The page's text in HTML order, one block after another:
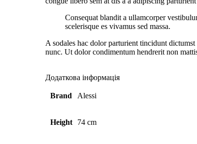
Consequat blandit a ullamcorper
scelerisque es vivamus sed massa.
A sodales hac dolor parturient tincidunt
nunc. Ut dolor condimentum hendrerit non
Додаткова інформація
Brand Alessi
Height 74 cm